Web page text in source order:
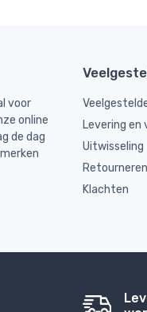
voor
online
de dag
Levering en
Uitwisseling
Retourneren
Klachten